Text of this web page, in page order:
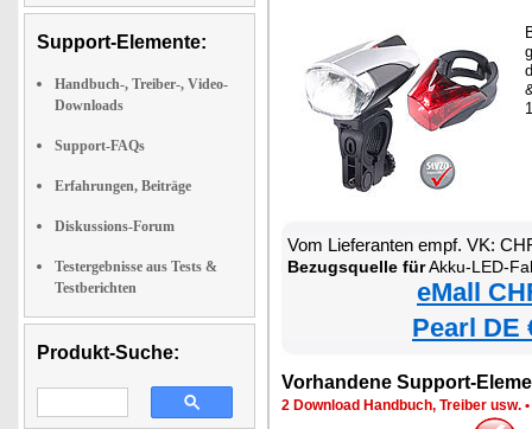
Support-Elemente:
Handbuch-, Treiber-, Video-
Downloads
Support-FAQs
Erfahrungen, Beiträge
Diskussions-Forum
Testergebnisse aus Tests &
Testberichten
Produkt-Suche:
Vom Lieferanten empf. VK:
Bezugsquelle fürAkku-LED-Fahrradlampen-
eMall
Pearl DE
Vorhandene Support-
2 Download Handbuch, Treiber usw. •